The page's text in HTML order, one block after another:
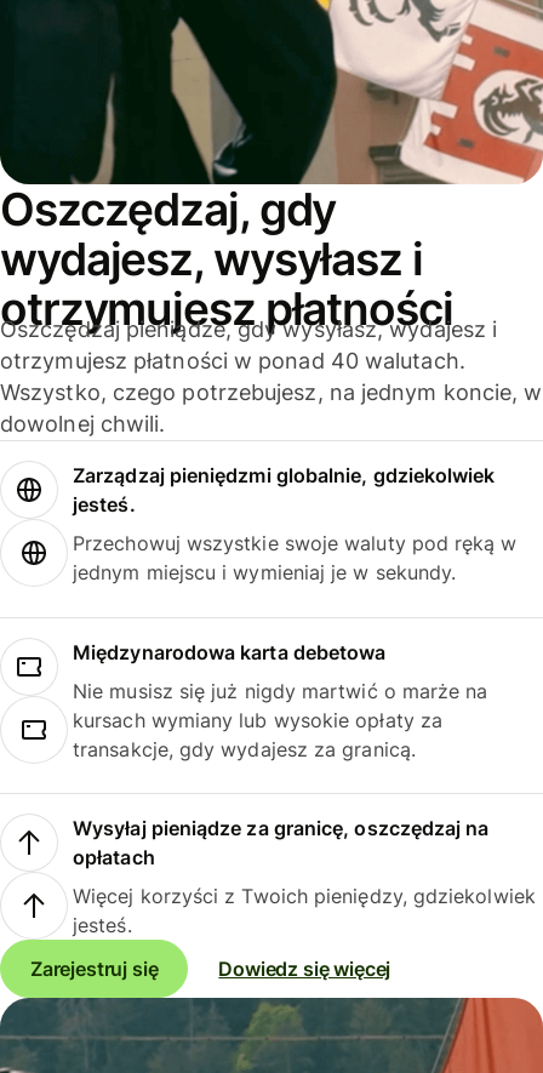
Oszczędzaj, gdy
wydajesz, wysyłasz i
otrzymujesz płatności
Oszczędzaj pieniądze, gdy wysyłasz, wydajesz i
otrzymujesz płatności w ponad 40 walutach.
Wszystko, czego potrzebujesz, na jednym koncie, w
dowolnej chwili.
Zarządzaj pieniędzmi globalnie, gdziekolwiek
jesteś.
Przechowuj wszystkie swoje waluty pod ręką w
jednym miejscu i wymieniaj je w sekundy.
Międzynarodowa karta debetowa
Nie musisz się już nigdy martwić o marże na
kursach wymiany lub wysokie opłaty za
transakcje, gdy wydajesz za granicą.
Wysyłaj pieniądze za granicę, oszczędzaj na
opłatach
Więcej korzyści z Twoich pieniędzy, gdziekolwiek
jesteś.
Zarejestruj się
Dowiedz się więcej